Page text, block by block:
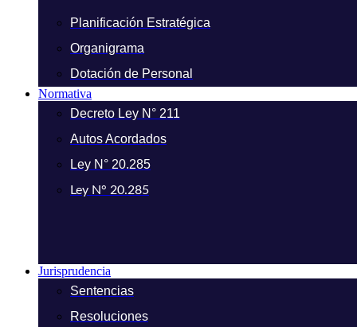
Planificación Estratégica
Organigrama
Dotación de Personal
Normativa
Decreto Ley N° 211
Autos Acordados
Ley N° 20.285
Ley N° 20.285
Jurisprudencia
Sentencias
Resoluciones